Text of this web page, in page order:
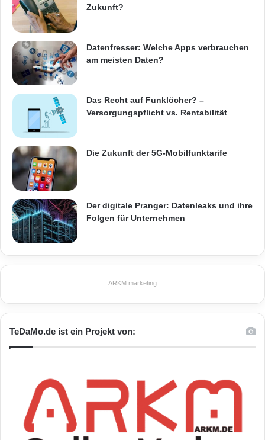
Zukunft?
Datenfresser: Welche Apps verbrauchen
am meisten Daten?
Das Recht auf Funklöcher? –
Versorgungspflicht vs. Rentabilität
Die Zukunft der 5G-Mobilfunktarife
Der digitale Pranger: Datenleaks und ihre
Folgen für Unternehmen
ARKM.marketing
TeDaMo.de ist ein Projekt von: